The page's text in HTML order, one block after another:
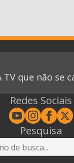
TV que não se
Redes Sociais
Pesquisa